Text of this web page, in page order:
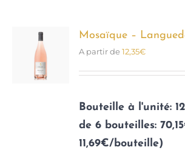
options
la
du
produit
Mosaïque –
A partir de12,35€
Bouteille à l'unité:
de 6 bouteilles:
11,69€/bouteille)